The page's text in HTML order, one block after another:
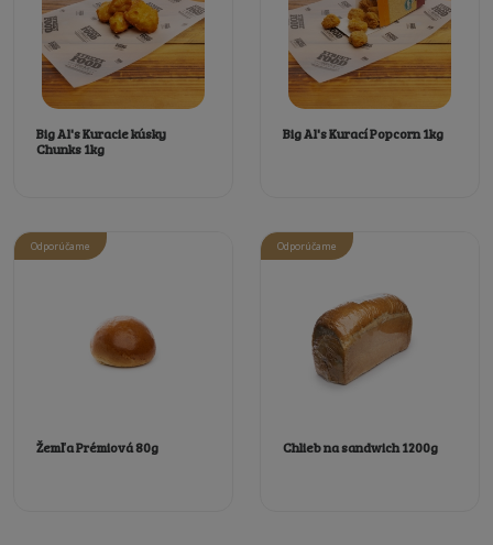
Big Al's Kuracie kúsky
Chunks 1kg
Big Al's Kurací Popcorn 1kg
Odporúčame
Žemľa Prémiová 80g
Odporúčame
Chlieb na sandwich 1200g